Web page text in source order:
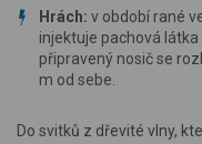
Hrách: v období rané
injektuje pachová
připravený nosič se
m od sebe.
Do svitků z dřevité vlny,